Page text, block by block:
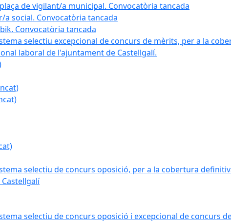
de vigilant/a municipal. Convocatòria tancada
social. Convocatòria tancada
Convocatòria tancada
selectiu excepcional de concurs de mèrits, per a la
laboral de l'ajuntament de Castellgalí.
selectiu de concurs oposició, per a la cobertura
selectiu de concurs oposició i excepcional de concurs